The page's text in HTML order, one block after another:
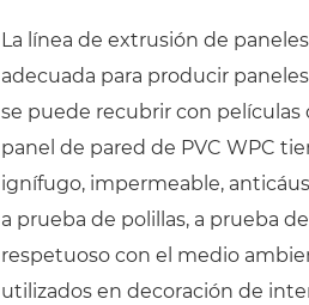
La línea de extrusión de
adecuada para producir
se puede recubrir con películas
panel de pared de PVC WPC
ignífugo, impermeable,
a prueba de polillas, a prueba
respetuoso con el medio
utilizados en decoración de